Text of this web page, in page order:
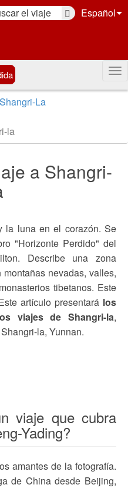
Español
Shangri-La
la
a Shangri-
la luna en el corazón. Se
"Horizonte Perdido" del
Describe una zona
nevadas, valles,
tibetanos. Este
artículo presentará los
viajes de Shangri-la,
la, Yunnan.
viaje que cubra
Yading?
amantes de la fotografía.
de China desde Beijing,